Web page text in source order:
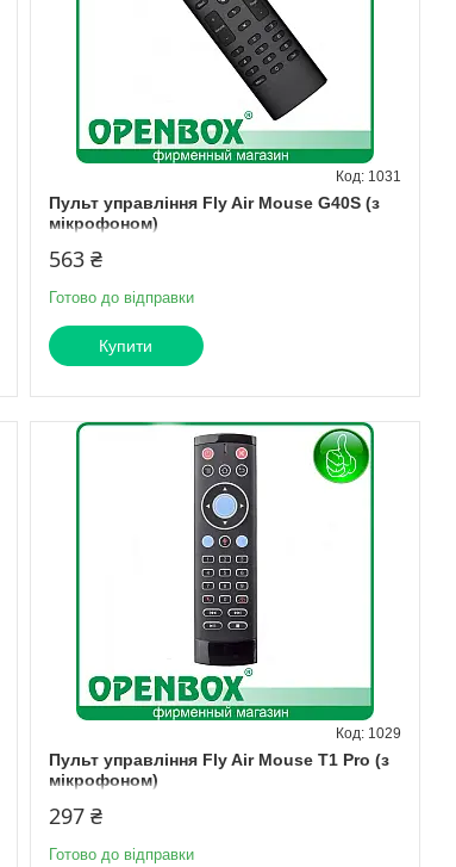
Пульт управління Fly Air Mouse G40S (з
мікрофоном)
1031
563 ₴
Готово до відправки
Купити
Пульт управління Fly Air Mouse T1 Pro (з
мікрофоном)
1029
297 ₴
Готово до відправки